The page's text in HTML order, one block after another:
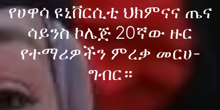
የሀዋሳ ዩኒቨርሲቲ ህክምናና ጤና
ሳይንስ ኮሌጅ 20ኛው ዙር
የተማሪዎችን ምረቃ መርሀ-
ግብር።